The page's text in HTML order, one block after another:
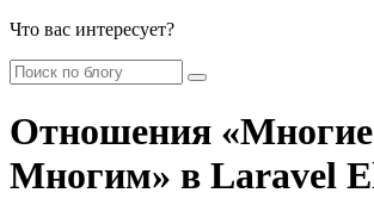
Что вас интересует?
Отношения
Многим» в Laravel